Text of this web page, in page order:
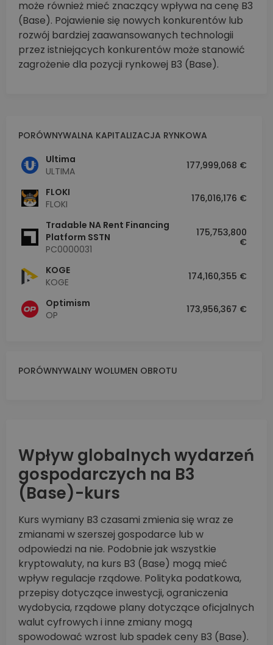
może również mieć znaczący wpływa na cenę B3
(Base). Pojawienie się nowych konkurentów lub
rozwój bardziej zaawansowanych technologii
przez istniejących konkurentów może stanowić
zagrożenie dla pozycji rynkowej B3 (Base).
PORÓWNYWALNA KAPITALIZACJA RYNKOWA
Ultima
ULTIMA
177,999,068 €
FLOKI
FLOKI
176,016,176 €
Tradable NA Rent Financing
Platform SSTN
PC0000031
175,753,800
€
KOGE
KOGE
174,160,355 €
Optimism
OP
173,956,367 €
PORÓWNYWALNY WOLUMEN OBROTU
Wpływ globalnych wydarzeń
gospodarczych na B3
(Base)-kurs
Kurs wymiany B3 czasami zmienia się wraz ze
zmianami w szerszej gospodarce lub w
odpowiedzi na nie. Podobnie jak wszystkie
kryptowaluty, na kurs B3 (Base) mogą mieć
wpływ regulacje rządowe. Polityka podatkowa,
przepisy dotyczące inwestycji, ograniczenia
wydobycia, rządowe plany dotyczące oficjalnych
walut cyfrowych i inne zmiany mogą
spowodować wzrost lub spadek ceny B3 (Base).